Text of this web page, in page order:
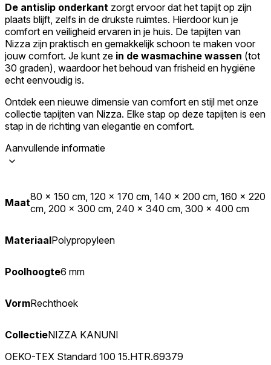
De antislip onderkant zorgt ervoor dat het tapijt op zijn
plaats blijft, zelfs in de drukste ruimtes. Hierdoor kun je
comfort en veiligheid ervaren in je huis. De tapijten van
Nizza zijn praktisch en gemakkelijk schoon te maken voor
jouw comfort. Je kunt ze in de wasmachine wassen (tot
30 graden), waardoor het behoud van frisheid en hygiëne
echt eenvoudig is.
Ontdek een nieuwe dimensie van comfort en stijl met onze
collectie tapijten van Nizza. Elke stap op deze tapijten is een
stap in de richting van elegantie en comfort.
Aanvullende informatie
Maat80 x 150 cm, 120 x 170 cm, 140 x 200 cm, 160 x 220
cm, 200 x 300 cm, 240 x 340 cm, 300 x 400 cm
MateriaalPolypropyleen
Poolhoogte6 mm
VormRechthoek
CollectieNIZZA KANUNI
OEKO-TEX Standard 100 15.HTR.69379